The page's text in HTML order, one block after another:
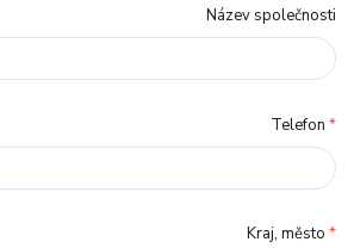
Název společnosti
Telefon *
Kraj, město *